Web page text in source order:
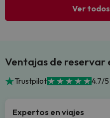
Ver
Ventajas de reservar
Trustpilot 4.7/5
Expertos en viajes